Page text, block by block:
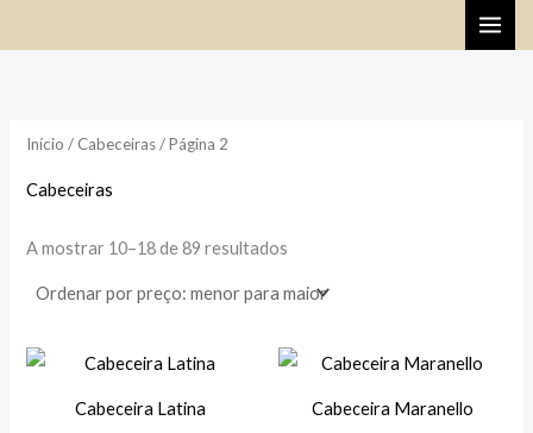
to
Início / Cabeceiras/ Página 2
Cabeceiras
A mostrar 10–18 de 89 resultados
menor
Cabeceira Latina Cabeceira Maranello